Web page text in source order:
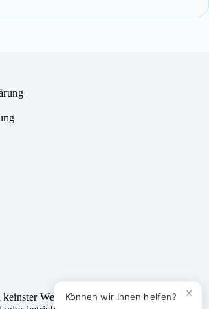
Weise von den sozialen
Können wir Ihnen helfen? ×